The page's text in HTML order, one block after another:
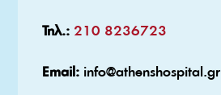
Τηλ.: 210 8236723
Email: info@athenshospital.gr